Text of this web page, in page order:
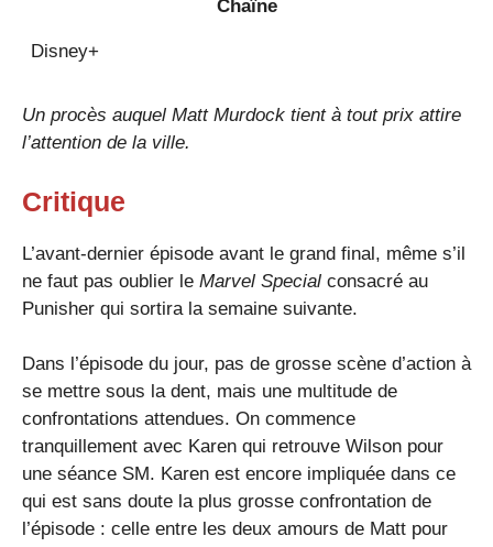
Chaîne
Disney+
Un procès auquel Matt Murdock tient à tout prix attire
l’attention de la ville.
Critique
L’avant-dernier épisode avant le grand final, même s’il
ne faut pas oublier le Marvel Special consacré au
Punisher qui sortira la semaine suivante.
Dans l’épisode du jour, pas de grosse scène d’action à
se mettre sous la dent, mais une multitude de
confrontations attendues. On commence
tranquillement avec Karen qui retrouve Wilson pour
une séance SM. Karen est encore impliquée dans ce
qui est sans doute la plus grosse confrontation de
l’épisode : celle entre les deux amours de Matt pour